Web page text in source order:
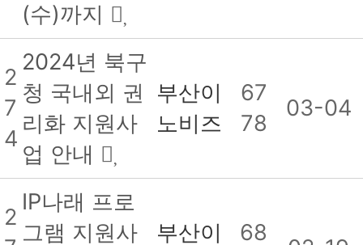
(수)까지
2
7
4
2024년 북구
청 국내외 권
리화 지원사
업 안내
부산이
노비즈
67
78
03-04
2
IP나래 프로
그램 지원사
부산이 68